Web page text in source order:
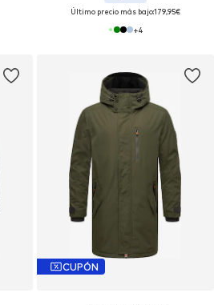
Último precio más bajo:179,95€
+4
CUPÓN